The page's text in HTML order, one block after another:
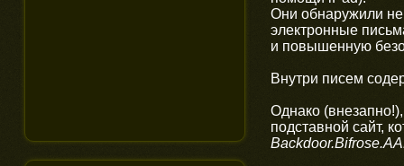
Они обнаружили
электронные
и повышенную
Внутри писем
Однако
подставной сайт,